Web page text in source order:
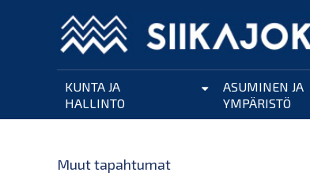
Hyppää
pääsisältöön
KUNTA JA
HALLINTO
ASUMINEN JA
YMPÄRISTÖ
Muut tapahtumat